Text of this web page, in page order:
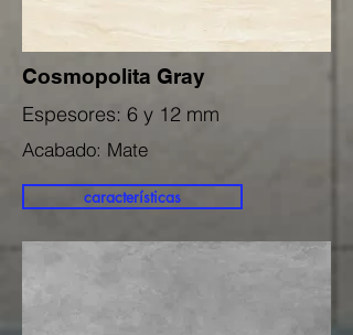
Cosmopolita Gray
Espesores: 6 y 12 mm
Acabado: Mate
características